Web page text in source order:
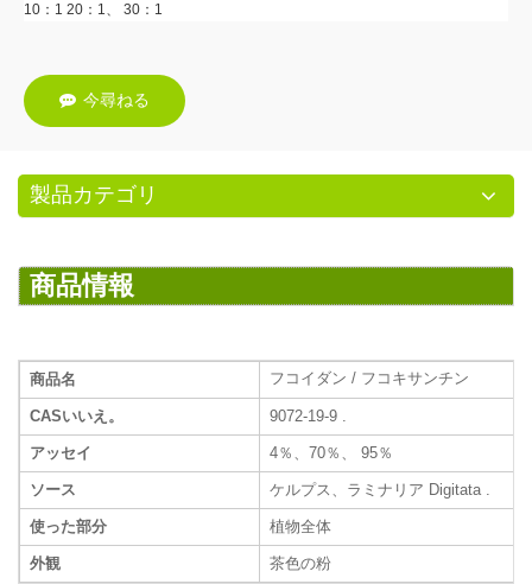
10：1 20：1、 30：1
今尋ねる
製品カテゴリ
商品情報
商品名 フコイダン / フコキサンチン
CASいいえ。 9072-19-9 .
アッセイ 4％、70％、 95％
ソース ケルプス、ラミナリア Digitata .
使った部分 植物全体
外観 茶色の粉